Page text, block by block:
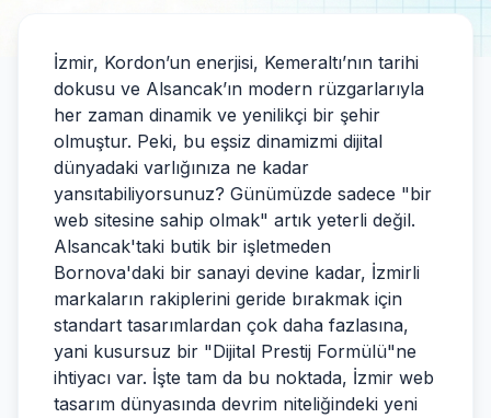
İzmir, Kordon’un enerjisi, Kemeraltı’nın tarihi
dokusu ve Alsancak’ın modern rüzgarlarıyla
her zaman dinamik ve yenilikçi bir şehir
olmuştur. Peki, bu eşsiz dinamizmi dijital
dünyadaki varlığınıza ne kadar
yansıtabiliyorsunuz? Günümüzde sadece "bir
web sitesine sahip olmak" artık yeterli değil.
Alsancak'taki butik bir işletmeden
Bornova'daki bir sanayi devine kadar, İzmirli
markaların rakiplerini geride bırakmak için
standart tasarımlardan çok daha fazlasına,
yani kusursuz bir "Dijital Prestij Formülü"ne
ihtiyacı var. İşte tam da bu noktada, İzmir web
tasarım dünyasında devrim niteliğindeki yeni